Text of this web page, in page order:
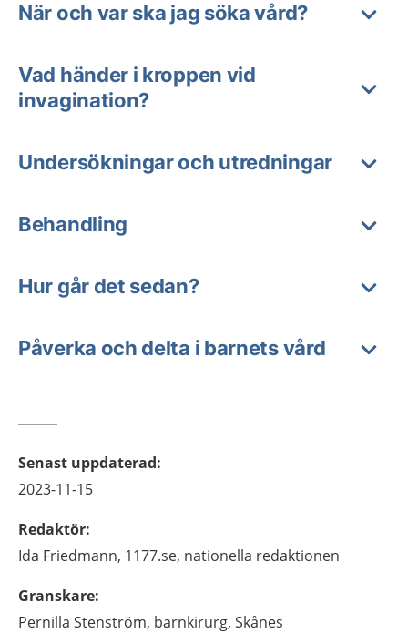
När och var ska jag söka vård?
Vad händer i kroppen vid
invagination?
Undersökningar och utredningar
Behandling
Hur går det sedan?
Påverka och delta i barnets vård
Senast uppdaterad:
2023-11-15
Redaktör:
Ida Friedmann, 1177.se, nationella redaktionen
Granskare:
Pernilla Stenström, barnkirurg, Skånes